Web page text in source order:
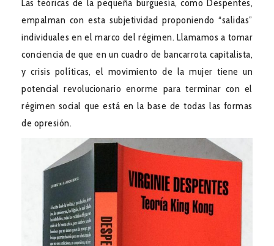
Las teóricas de la pequeña burguesía, como Despentes,
empalman con esta subjetividad proponiendo “salidas”
individuales en el marco del régimen. Llamamos a tomar
conciencia de que en un cuadro de bancarrota capitalista,
y crisis políticas, el movimiento de la mujer tiene un
potencial revolucionario enorme para terminar con el
régimen social que está en la base de todas las formas
de opresión.